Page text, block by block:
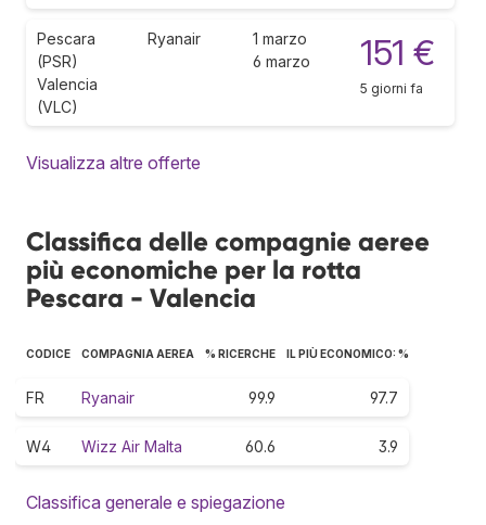
Pescara
(PSR)
Valencia
(VLC)
Ryanair
1 marzo
6 marzo
151 €
5 giorni fa
Visualizza altre offerte
Classifica delle compagnie aeree
più economiche per la rotta
Pescara - Valencia
CODICE COMPAGNIA AEREA % RICERCHE IL PIÙ ECONOMICO: %
FR Ryanair 99.9 97.7
W4 Wizz Air Malta 60.6 3.9
Classifica generale e spiegazione